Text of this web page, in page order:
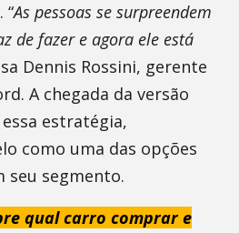
“As pessoas se surpreendem
de fazer e agora ele está
Dennis Rossini, gerente
A chegada da versão
estratégia,
como uma das opções
seu segmento.
qual carro comprar e